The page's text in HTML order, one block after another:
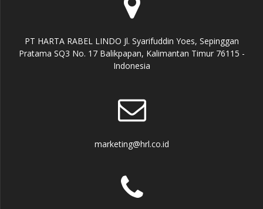
PT HARTA RABEL LINDO Jl. Syarifuddin Yoes, Sepinggan
Pratama SQ3 No. 17 Balikpapan, Kalimantan Timur 76115 -
Indonesia
marketing@hrl.co.id